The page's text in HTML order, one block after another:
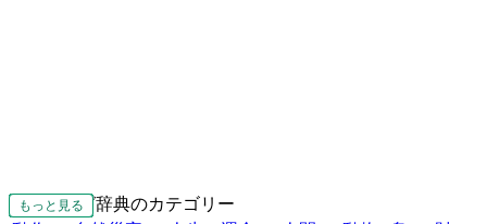
もっと見る
もっと見る
もっと見る
もっと見る
もっと見る
もっと見る
もっと見る
もっと見る
もっと見る
もっと見る
もっと見る
もっと見る
もっと見る
もっと見る
もっと見る
もっと見る
もっと見る
もっと見る
もっと見る
ネーミング辞典のカテゴリー